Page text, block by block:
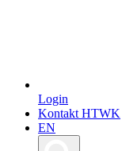
Login
Kontakt HTWK
EN